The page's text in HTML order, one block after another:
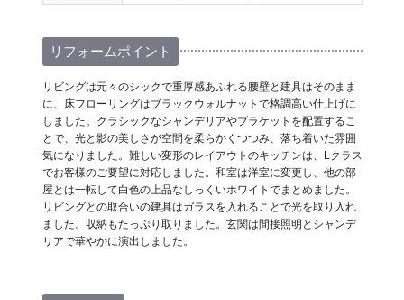
リフォームポイント
リビングは元々のシックで重厚感あふれる腰壁と建具はそのまま
に、床フローリングはブラックウォルナットで格調高い仕上げに
しました。クラシックなシャンデリアやブラケットを配置するこ
とで、光と影の美しさが空間を柔らかくつつみ、落ち着いた雰囲
気になりました。難しい変形のレイアウトのキッチンは、Lクラス
でお客様のご要望に対応しました。和室は洋室に変更し、他の部
屋とは一転して白色の上品なしっくいホワイトでまとめました。
リビングとの取合いの建具はガラスを入れることで光を取り入れ
ました。収納もたっぷり取りました。玄関は間接照明とシャンデ
リアで華やかに演出しました。